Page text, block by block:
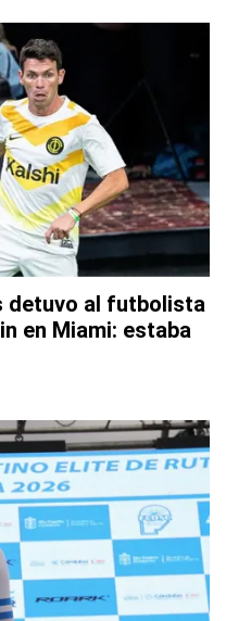
detuvo al futbolista
en Miami: estaba